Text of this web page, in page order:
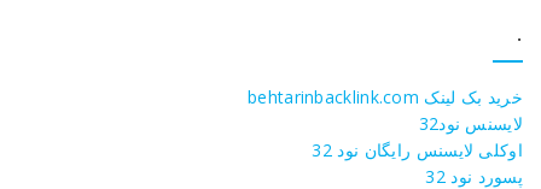
.
خرید بک لینک behtarinbacklink.com
لایسنس نود32
اوکلی لایسنس رایگان نود 32
پسورد نود 32